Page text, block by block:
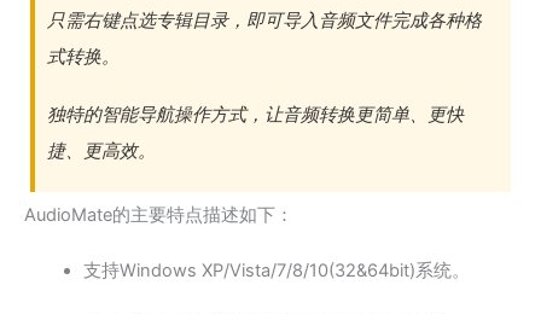
只需右键点选专辑目录，即可导入音频文件完成各种格
式转换。
独特的智能导航操作方式，让音频转换更简单、更快
捷、更高效。
AudioMate的主要特点描述如下：
支持Windows XP/Vista/7/8/10(32&64bit)系统。